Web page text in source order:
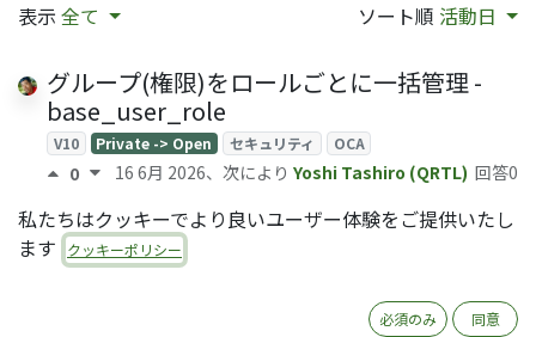
表示 全て ソート順 活動日
グループ(権限)をロールごとに一括管理 -
base_user_role
V10 Private -> Open セキュリティ OCA
0 16 6月 2026、次により Yoshi Tashiro (QRTL) 回答0
OCAモジュール date_range の説明
Private -> Open OCA
私たちはクッキーでより良いユーザー体験をご提供いたし
ます
クッキーポリシー
必須のみ 同意